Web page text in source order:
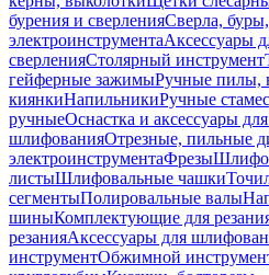
бурения и сверленияСверла,
электроинструментаАксессуары
сверленияСтолярный инструмент
гейферные зажимыРучные пилы,
киянкиНапильникиРучные
ручныеОснастка и аксессуары
шлифованияОтрезные, пильные
электроинструментаФрезы
листыШлифовальные чашки
сегментыПолировальные валы
шиныКомплектующие для
резанияАксессуары для
инструментОбжимной